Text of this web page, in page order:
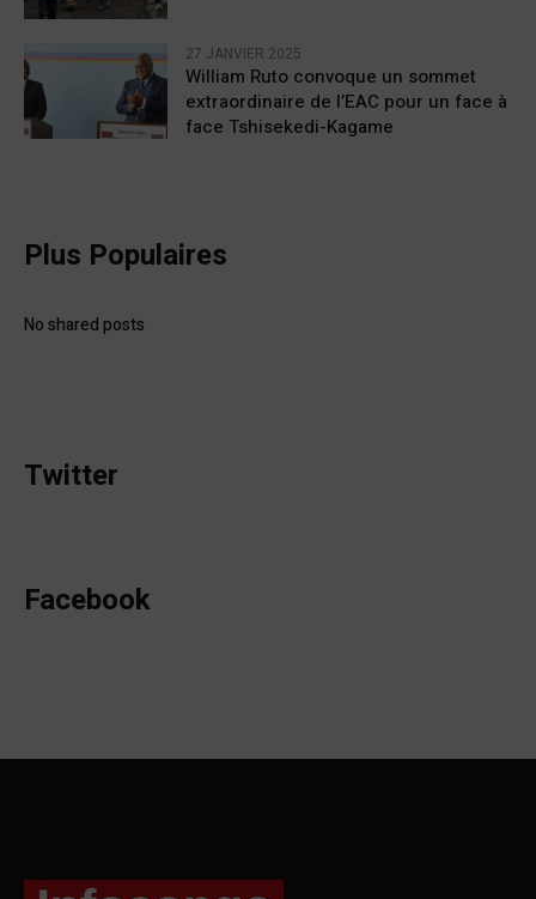
27 JANVIER 2025
William Ruto convoque un sommet
extraordinaire de l’EAC pour un face à
face Tshisekedi-Kagame
Plus Populaires
No shared posts
Twitter
Facebook